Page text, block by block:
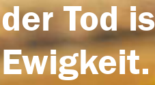
der Tod
Ewigkeit.